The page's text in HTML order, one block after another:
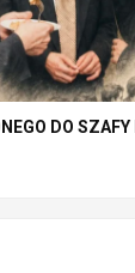
DO SZAFY